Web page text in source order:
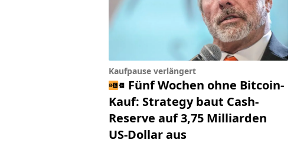
Kaufpause verlängert
Fünf Wochen ohne Bitcoin-
Kauf: Strategy baut Cash-
Reserve auf 3,75 Milliarden
US-Dollar aus